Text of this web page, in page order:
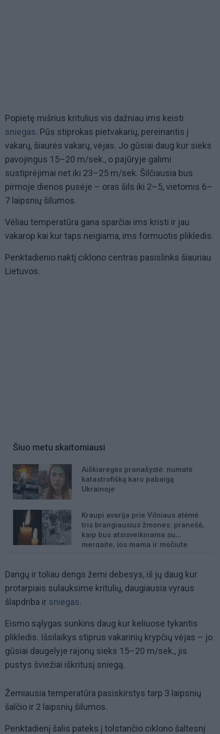
Popietę mišrius kritulius vis dažniau ims keisti
sniegas. Pūs stiprokas pietvakarių, pereinantis į
vakarų, šiaurės vakarų, vėjas. Jo gūsiai daug kur sieks
pavojingus 15–20 m/sek., o pajūryje galimi
sustiprėjimai net iki 23–25 m/sek. Šilčiausia bus
pirmoje dienos pusėje – oras šils iki 2–5, vietomis 6–
7 laipsnių šilumos.
Vėliau temperatūra gana sparčiai ims kristi ir jau
vakarop kai kur taps neigiama, ims formuotis plikledis.
Penktadienio naktį ciklono centras pasislinks šiauriau
Lietuvos.
Šiuo metu skaitomiausi
Aiškiaregės pranašystė: numatė
katastrofišką karo pabaigą
Ukrainoje
Kraupi avarija prie Vilniaus atėmė
tris brangiausius žmones: pranešė,
kaip bus atsisveikinama su
mergaite, jos mama ir močiute
Dangų ir toliau dengs žemi debesys, iš jų daug kur
protarpiais sulauksime kritulių, daugiausia vyraus
šlapdriba ir sniegas.
Eismo sąlygas sunkins daug kur keliuose tykantis
plikledis. Išsilaikys stiprus vakarinių krypčių vėjas – jo
gūsiai daugelyje rajonų sieks 15–20 m/sek., jis
pustys šviežiai iškritusį sniegą.
Žemiausia temperatūra pasiskirstys tarp 3 laipsnių
šalčio ir 2 laipsnių šilumos.
Penktadienį šalis pateks į tolstančio ciklono šaltesnį